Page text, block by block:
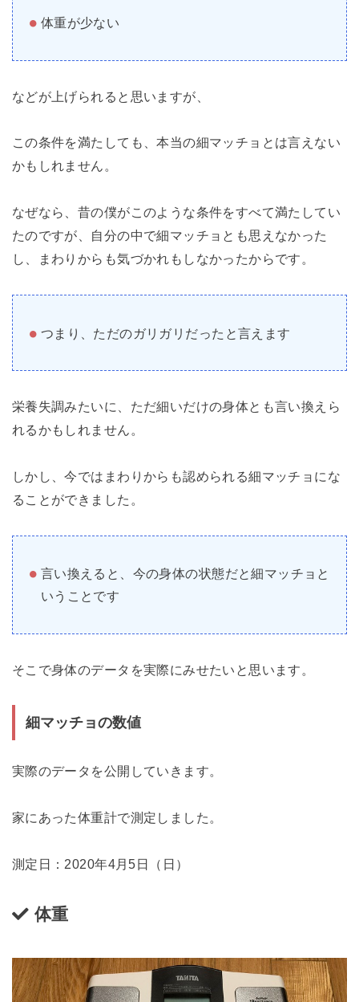
体重が少ない
などが上げられると思いますが、
この条件を満たしても、本当の細マッチョとは言えない
かもしれません。
なぜなら、昔の僕がこのような条件をすべて満たしてい
たのですが、自分の中で細マッチョとも思えなかった
し、まわりからも気づかれもしなかったからです。
つまり、ただのガリガリだったと言えます
栄養失調みたいに、ただ細いだけの身体とも言い換えら
れるかもしれません。
しかし、今ではまわりからも認められる細マッチョにな
ることができました。
言い換えると、今の身体の状態だと細マッチョと
いうことです
そこで身体のデータを実際にみせたいと思います。
細マッチョの数値
実際のデータを公開していきます。
家にあった体重計で測定しました。
測定日：2020年4月5日（日）
体重